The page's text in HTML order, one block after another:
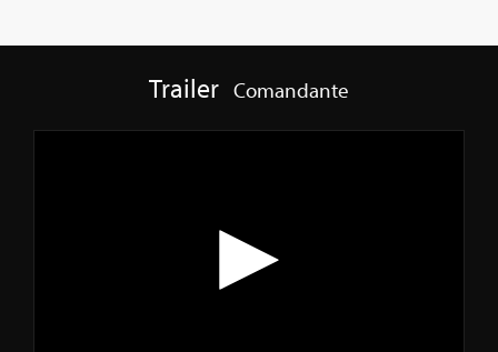
Trailer Comandante